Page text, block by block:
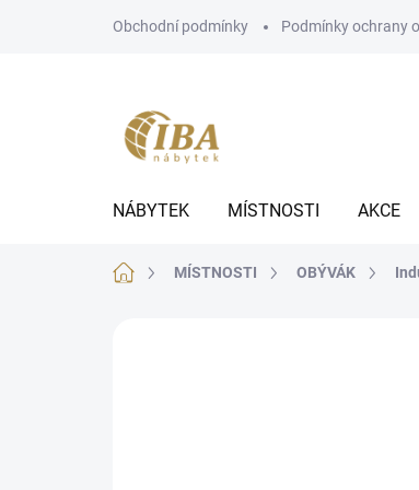
Obchodní podmínky Podmínky ochrany
NÁBYTEK MÍSTNOSTI AKCE
Domů MÍSTNOSTI OBÝVÁK